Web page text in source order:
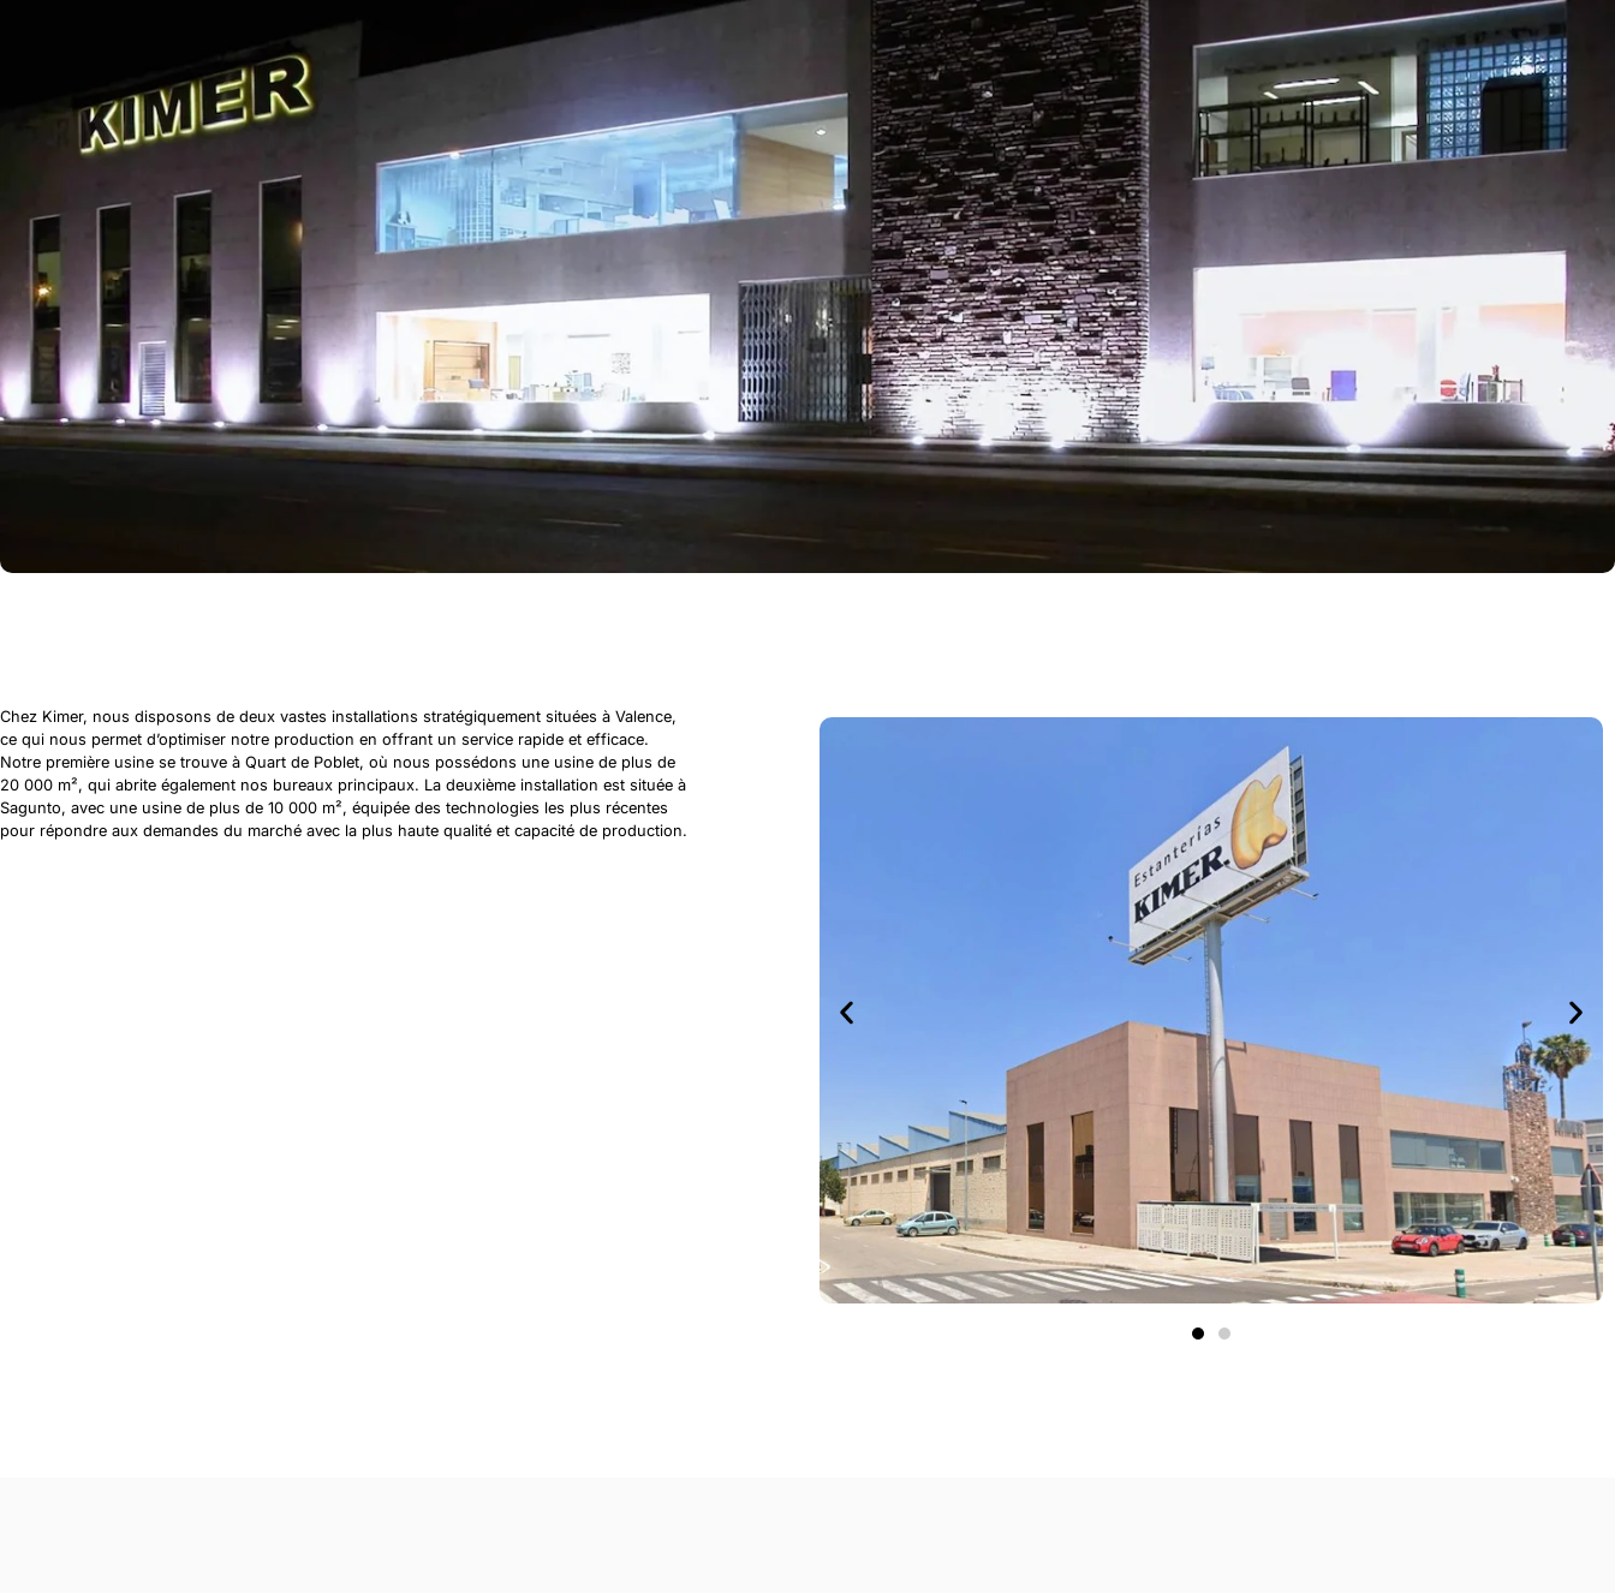
Chez Kimer, nous disposons de deux vastes installations stratégiquement situées à Valence,
ce qui nous permet d’optimiser notre production en offrant un service rapide et efficace.
Notre première usine se trouve à Quart de Poblet, où nous possédons une usine de plus de
20 000 m², qui abrite également nos bureaux principaux. La deuxième installation est située à
Sagunto, avec une usine de plus de 10 000 m², équipée des technologies les plus récentes
pour répondre aux demandes du marché avec la plus haute qualité et capacité de production.